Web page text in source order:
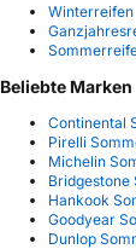
Winterreifen
Beliebte Marken
Continental
Pirelli
Michelin
Bridgestone
Hankook
Goodyear
Dunlop